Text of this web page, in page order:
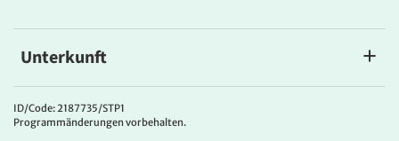
Unterkunft
Hotel Duo
Das4*Hotel Duobefindet sich in einem ruhigen Viertel und ist nur
wenige Schritte von der U-Bahn-Station Strížkov entfernt, sodass
ID/Code: 2187735/STP1
Programmänderungen vorbehalten.